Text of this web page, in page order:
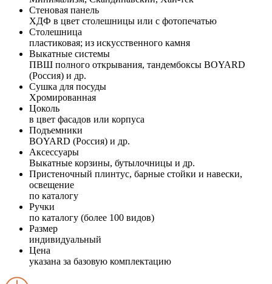
Стеновая панель
ХДФ в цвет столешницы или с фотопечатью
Столешница
пластиковая; из искусственного камня
Выкатные системы
ПВШ полного открывания, тандембоксы BOYARD
(Россия) и др.
Сушка для посуды
Хромированная
Цоколь
в цвет фасадов или корпуса
Подъемники
BOYARD (Россия) и др.
Аксессуары
Выкатные корзины, бутылочницы и др.
Пристеночный плинтус, барные стойки и навески,
освещение
по каталогу
Ручки
по каталогу (более 100 видов)
Размер
индивидуальный
Цена
указана за базовую комплектацию